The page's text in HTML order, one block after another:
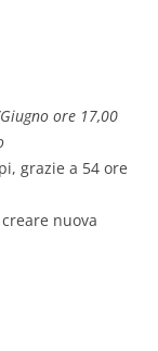
ore 17,00
grazie a 54 ore
nuova